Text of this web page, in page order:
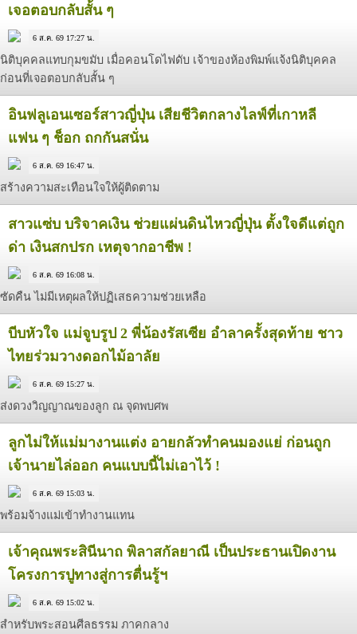
เจอตอบกลับสั้น ๆ
6 ส.ค. 69 17:27 น.
นิติบุคคลแทบกุมขมับ เมื่อคอนโดไฟดับ เจ้าของห้องพิมพ์แจ้งนิติบุคคล
ก่อนที่เจอตอบกลับสั้น ๆ
อินฟลูเอนเซอร์สาวญี่ปุ่น เสียชีวิตกลางไลฟ์ที่เกาหลี
แฟน ๆ ช็อก ถกกันสนั่น
6 ส.ค. 69 16:47 น.
สร้างความสะเทือนใจให้ผู้ติดตาม
สาวแซ่บ บริจาคเงิน ช่วยแผ่นดินไหวญี่ปุ่น ตั้งใจดีแต่ถูก
ด่า เงินสกปรก เหตุจากอาชีพ !
6 ส.ค. 69 16:08 น.
ซัดคืน ไม่มีเหตุผลให้ปฏิเสธความช่วยเหลือ
บีบหัวใจ แม่จูบรูป 2 พี่น้องรัสเซีย อำลาครั้งสุดท้าย ชาว
ไทยร่วมวางดอกไม้อาลัย
6 ส.ค. 69 15:27 น.
ส่งดวงวิญญาณของลูก ณ จุดพบศพ
ลูกไม่ให้แม่มางานแต่ง อายกลัวทำคนมองแย่ ก่อนถูก
เจ้านายไล่ออก คนแบบนี้ไม่เอาไว้ !
6 ส.ค. 69 15:03 น.
พร้อมจ้างแม่เข้าทำงานแทน
เจ้าคุณพระสินีนาถ พิลาสกัลยาณี เป็นประธานเปิดงาน
โครงการปูทางสู่การตื่นรู้ฯ
6 ส.ค. 69 15:02 น.
สำหรับพระสอนศีลธรรม ภาคกลาง